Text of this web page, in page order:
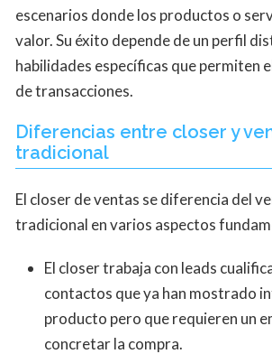
escenarios donde los productos o
valor. Su éxito depende de un perfil
habilidades específicas que permiten
de transacciones.
Diferencias entre closer y
tradicional
El closer de ventas se diferencia del
tradicional en varios aspectos
El closer trabaja con leads
contactos que ya han mostrado
producto pero que requieren un
concretar la compra.